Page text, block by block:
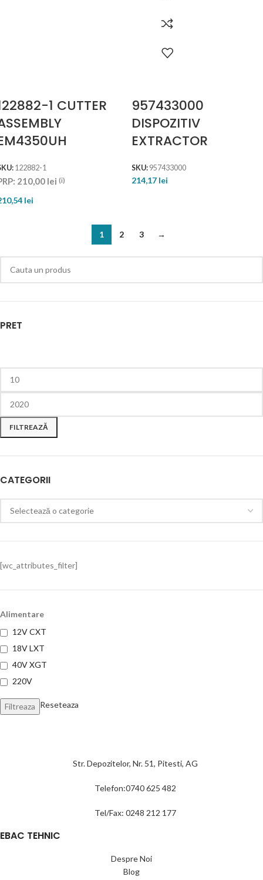
PRET
FILTREAZĂ
CATEGORII
[wc_attributes_filter]
Alimentare
12V CXT
18V LXT
40V XGT
220V
Filtreaza Reseteaza
1 CUTTER
122882-1
210,00 lei (i)
lei
957433000
DISPOZITIV
EXTRACTOR
SKU: 957433000
214,17 lei
1 2 3 →
Str. Depozitelor, Nr. 51, Pitesti, AG
Telefon:0740 625 482
Tel/Fax: 0248 212 177
EBAC TEHNIC
Despre Noi
Blog